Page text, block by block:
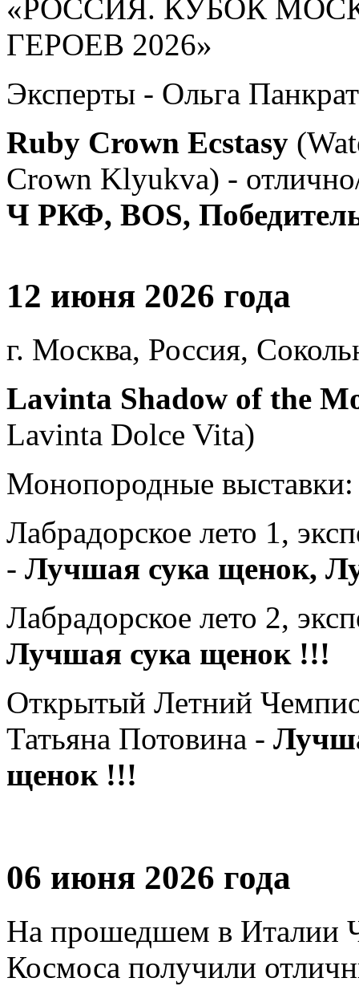
«РОССИЯ. КУБОК
ГЕРОЕВ 2026»
Эксперты - Ольга
Ruby Crown Ecstasy
Crown Klyukva) -
Ч РКФ, BOS,
12 июня 2026 года
г. Москва, Россия,
Lavinta Shadow of the
Lavinta Dolce Vita)
Монопородные выставки:
Лабрадорское лето 1,
- Лучшая сука щенок,
Лабрадорское лето 2,
Лучшая сука щенок !!!
Открытый Летний
Татьяна Потовина -
щенок !!!
06 июня 2026 года
На прошедшем в Италии
Космоса получили